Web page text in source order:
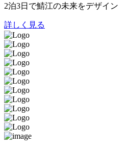
2泊3日で鯖江の未来をデザイン
詳しく見る